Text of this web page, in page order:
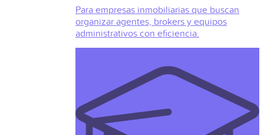
Para empresas inmobiliarias que buscan
organizar agentes, brokers y equipos
administrativos con eficiencia.